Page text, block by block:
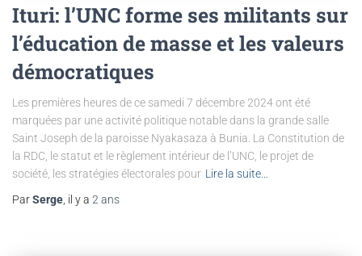
Ituri: l’UNC forme ses militants sur
l’éducation de masse et les valeurs
démocratiques
Les premières heures de ce samedi 7 décembre 2024 ont été
marquées par une activité politique notable dans la grande salle
Saint Joseph de la paroisse Nyakasaza à Bunia. La Constitution de
la RDC, le statut et le règlement intérieur de l’UNC, le projet de
société, les stratégies électorales pour Lire la suite…
ParSerge , il y a 2 ans